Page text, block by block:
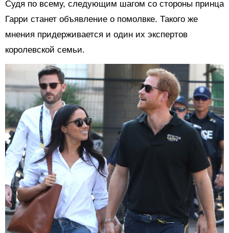
Судя по всему, следующим шагом со стороны принца
Гарри станет объявление о помолвке. Такого же
мнения придерживается и один их экспертов
королевской семьи.